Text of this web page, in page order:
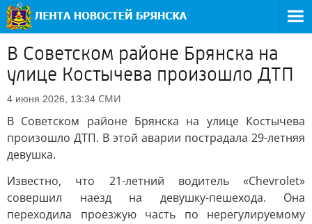
В Советском районе Брянска на
улице Костычева произошло ДТП
4 июня 2026, 13:34 СМИ
В Советском районе Брянска на улице Костычева
произошло ДТП. В этой аварии пострадала 29-летняя
девушка.
Известно, что 21-летний водитель «Chevrolet»
совершил наезд на девушку-пешехода. Она
переходила проезжую часть по нерегулируемому